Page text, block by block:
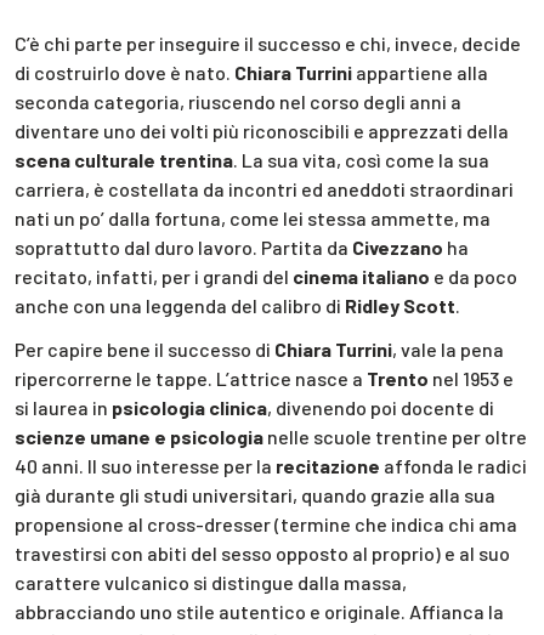
C’è chi parte per inseguire il successo e chi, invece, decide
di costruirlo dove è nato. Chiara Turrini appartiene alla
seconda categoria, riuscendo nel corso degli anni a
diventare uno dei volti più riconoscibili e apprezzati della
scena culturale trentina . La sua vita, così come la sua
carriera, è costellata da incontri ed aneddoti straordinari
nati un po’ dalla fortuna, come lei stessa ammette, ma
soprattutto dal duro lavoro. Partita da Civezzano ha
recitato, infatti, per i grandi del cinema italiano e da poco
anche con una leggenda del calibro di Ridley Scott
Per capire bene il successo di Chiara Turrini, vale la pena
ripercorrerne le tappe. L’attrice nasce a Trento nel 1953 e
si laurea in psicologia clinica, divenendo poi docente di
scienze umane e psicologia nelle scuole trentine per oltre
40 anni. Il suo interesse per la recitazione affonda le radici
già durante gli studi universitari, quando grazie alla sua
propensione al cross-dresser (termine che indica chi ama
travestirsi con abiti del sesso opposto al proprio) e al suo
carattere vulcanico si distingue dalla massa,
abbracciando uno stile autentico e originale. Affianca la